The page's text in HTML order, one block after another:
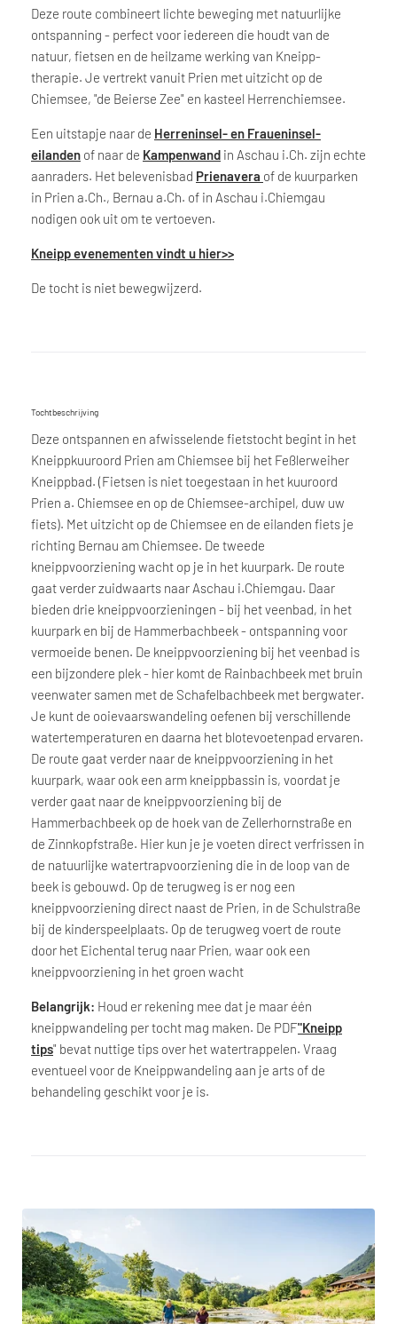
Deze route combineert lichte beweging met natuurlijke
ontspanning - perfect voor iedereen die houdt van de
natuur, fietsen en de heilzame werking van Kneipp-
therapie. Je vertrekt vanuit Prien met uitzicht op de
Chiemsee, "de Beierse Zee" en kasteel Herrenchiemsee.
Een uitstapje naar de Herreninsel- en Fraueninsel-
eilanden of naar de Kampenwand in Aschau i.Ch. zijn echte
aanraders. Het belevenisbad Prienavera of de kuurparken
in Prien a.Ch., Bernau a.Ch. of in Aschau i.Chiemgau
nodigen ook uit om te vertoeven.
Kneipp evenementen vindt u hier>>
De tocht is niet bewegwijzerd.
Tochtbeschrijving
Deze ontspannen en afwisselende fietstocht begint in het
Kneippkuuroord Prien am Chiemsee bij het Feßlerweiher
Kneippbad. (Fietsen is niet toegestaan in het kuuroord
Prien a. Chiemsee en op de Chiemsee-archipel, duw uw
fiets). Met uitzicht op de Chiemsee en de eilanden fiets je
richting Bernau am Chiemsee. De tweede
kneippvoorziening wacht op je in het kuurpark. De route
gaat verder zuidwaarts naar Aschau i.Chiemgau. Daar
bieden drie kneippvoorzieningen - bij het veenbad, in het
kuurpark en bij de Hammerbachbeek - ontspanning voor
vermoeide benen. De kneippvoorziening bij het veenbad is
een bijzondere plek - hier komt de Rainbachbeek met bruin
veenwater samen met de Schafelbachbeek met bergwater.
Je kunt de ooievaarswandeling oefenen bij verschillende
watertemperaturen en daarna het blotevoetenpad ervaren.
De route gaat verder naar de kneippvoorziening in het
kuurpark, waar ook een arm kneippbassin is, voordat je
verder gaat naar de kneippvoorziening bij de
Hammerbachbeek op de hoek van de Zellerhornstraße en
de Zinnkopfstraße. Hier kun je je voeten direct verfrissen in
de natuurlijke watertrapvoorziening die in de loop van de
beek is gebouwd. Op de terugweg is er nog een
kneippvoorziening direct naast de Prien, in de Schulstraße
bij de kinderspeelplaats. Op de terugweg voert de route
door het Eichental terug naar Prien, waar ook een
kneippvoorziening in het groen wacht
Belangrijk: Houd er rekening mee dat je maar één
kneippwandeling per tocht mag maken. De PDF"Kneipp
tips" bevat nuttige tips over het watertrappelen. Vraag
eventueel voor de Kneippwandeling aan je arts of de
behandeling geschikt voor je is.